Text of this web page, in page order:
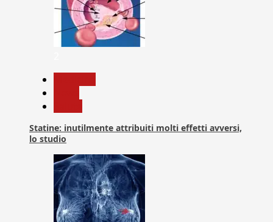
Statine: inutilmente attribuiti molti effetti avversi,
lo studio